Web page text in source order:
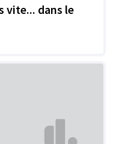
vite... dans le